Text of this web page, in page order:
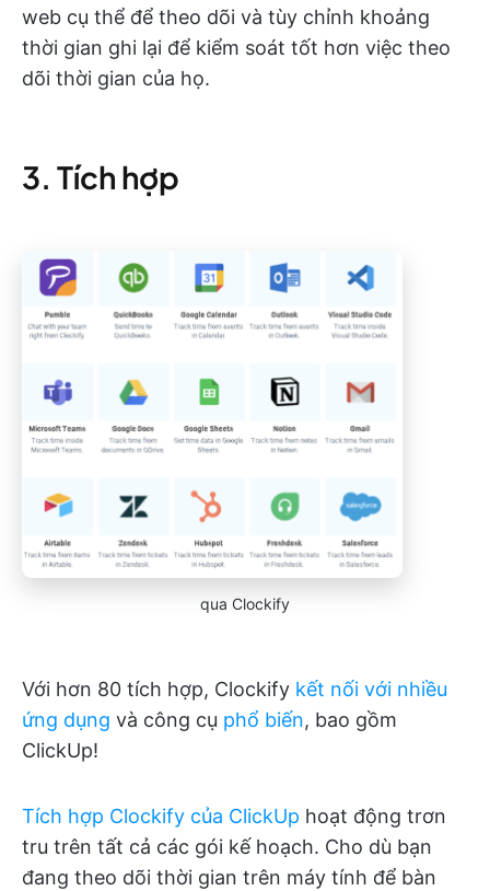
web cụ thể để theo dõi và tùy chỉnh khoảng
thời gian ghi lại để kiểm soát tốt hơn việc theo
dõi thời gian của họ.
3. Tích hợp
qua Clockify
Với hơn 80 tích hợp, Clockify kết nối với nhiều
ứng dụng và công cụ phổ biến, bao gồm
ClickUp!
Tích hợp Clockify của ClickUp hoạt động trơn
tru trên tất cả các gói kế hoạch. Cho dù bạn
đang theo dõi thời gian trên máy tính để bàn